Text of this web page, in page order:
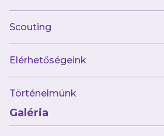
Scouting
Elérhetőségeink
Történelmünk
Galéria
Meccseink
Híreink
Csapataink
Galéria
Utánpótlás
Babaváró
ajándékcsomag